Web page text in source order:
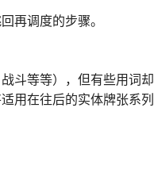
再调度的步骤。
斗等等），但有些用词
用在往后的实体牌张系